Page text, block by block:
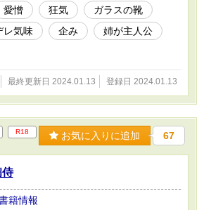
愛憎 狂気
ガラスの靴
レ気味 企み
姉が主人公
最終更新日 2024.01.13 登録日 2024.01.13
R18 お気に入りに追加 67
籍情報